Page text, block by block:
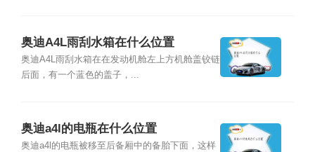
奥迪A4L雨刮水箱在什么位置
奥迪A4L雨刮水箱在在发动机舱左上方机舱盖铰链
后面，有一个蓝色的盖子，...
奥迪a4l的电瓶在什么位置
奥迪a4l的电瓶被移至后备厢中的备胎下面，这样